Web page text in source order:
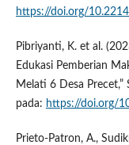
https://doi.org/
Pibriyanti, K. et al.
Edukasi Pemberian
Melati 6 Desa Precet,”
pada: https://doi.org/
Prieto-Patron, A.,